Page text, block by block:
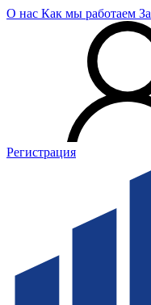
О нас Как мы работаем
Регистрация